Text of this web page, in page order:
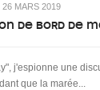
26 MARS 2019
de bord de
j'espionne une
que la marée...